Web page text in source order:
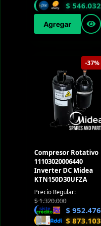
$ 546.032
Agregar
-37%
Compresor Rotativo
11103020006440
Inverter DC Midea
KTN150D30UFZA
Precio Regular:
$1.320.000
$ 952.476
$ 873.103